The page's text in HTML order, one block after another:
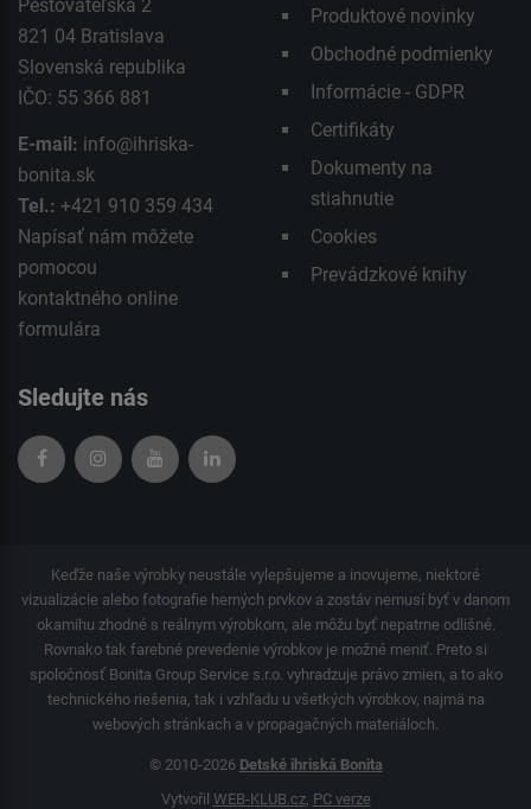
Pestovateľská 2
821 04 Bratislava
Slovenská republika
IČO: 55 366 881
E-mail: info@ihriska-
bonita.sk
Tel.: +421 910 359 434
Napísať nám môžete
pomocou
kontaktného online
formulára
Produktové novinky
Obchodné podmienky
Informácie - GDPR
Certifikáty
Dokumenty na
stiahnutie
Cookies
Prevádzkové knihy
Sledujte nás
Keďže naše výrobky neustále vylepšujeme a inovujeme, niektoré
vizualizácie alebo fotografie herných prvkov a zostáv nemusí byť v danom
okamihu zhodné s reálnym výrobkom, ale môžu byť nepatrne odlišné.
Rovnako tak farebné prevedenie výrobkov je možné meniť. Preto si
spoločnosť Bonita Group Service s.r.o. vyhradzuje právo zmien, a to ako
technického riešenia, tak i vzhľadu u všetkých výrobkov, najmä na
webových stránkach a v propagačných materiáloch.
© 2010-2026 Detské ihriská Bonita
Vytvořil WEB-KLUB.cz, PC verze